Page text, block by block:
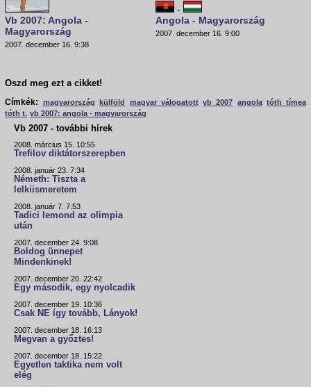
Vb 2007: Angola -
Magyarország
2007. december 16. 9:38
-
Angola - Magyarország
2007. december 16. 9:00
Oszd meg ezt a cikket!
Címkék:
magyarország külföld magyar válogatott vb 2007 angola tóth tímea
tóth t. vb 2007: angola - magyarország
Vb 2007 - további hírek
2008. március 15. 10:55
Trefilov diktátorszerepben
2008. január 23. 7:34
Németh: Tiszta a
lelkiismeretem
2008. január 7. 7:53
Tadici lemond az olimpia
után
2007. december 24. 9:08
Boldog ünnepet
Mindenkinek!
2007. december 20. 22:42
Egy második, egy nyolcadik
2007. december 19. 10:36
Csak NE így tovább, Lányok!
2007. december 18. 16:13
Megvan a győztes!
2007. december 18. 15:22
Egyetlen taktika nem volt
elég